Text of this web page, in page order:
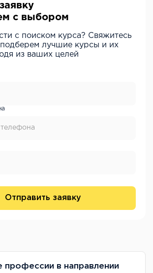
с выбором
с поиском курса? Свяжитесь
лучшие курсы и их
из ваших целей
Отправить заявку
профессии в направлении